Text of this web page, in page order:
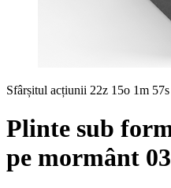
Sfârșitul acțiunii 22z 15o 1m 56s
Plinte sub
pe mormânt